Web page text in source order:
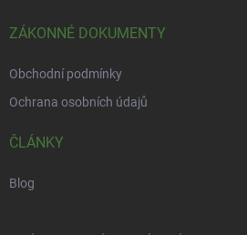
ZÁKONNÉ DOKUMENTY
Obchodní podmínky
Ochrana osobních údajů
ČLÁNKY
Blog